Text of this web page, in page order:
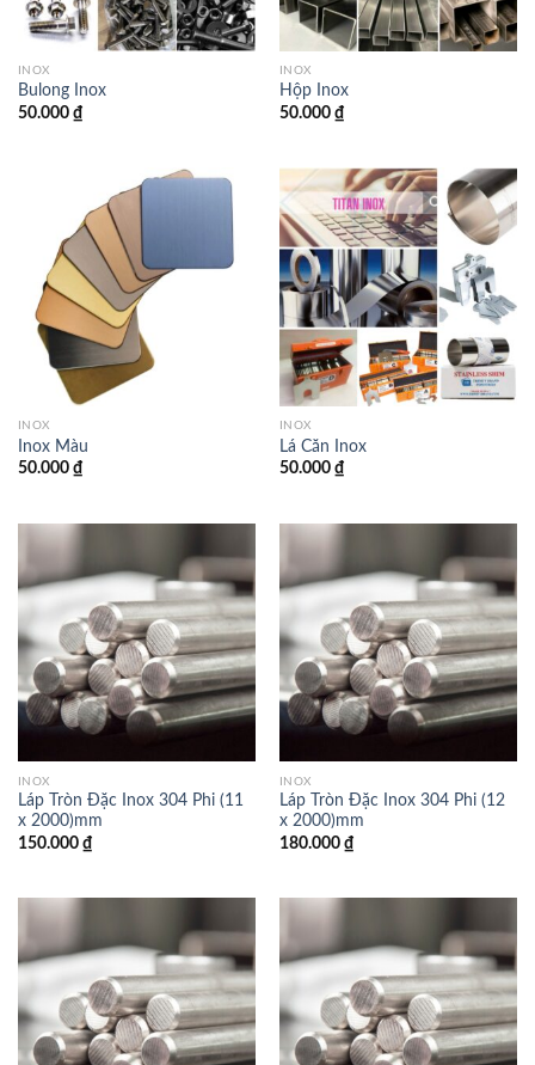
INOX
Bulong Inox
50.000 ₫
INOX
Hộp Inox
50.000 ₫
INOX
Inox Màu
50.000 ₫
INOX
Lá Căn Inox
50.000 ₫
INOX
Láp Tròn Đặc Inox 304 Phi (11
x 2000)mm
150.000 ₫
INOX
Láp Tròn Đặc Inox 304 Phi (12
x 2000)mm
180.000 ₫